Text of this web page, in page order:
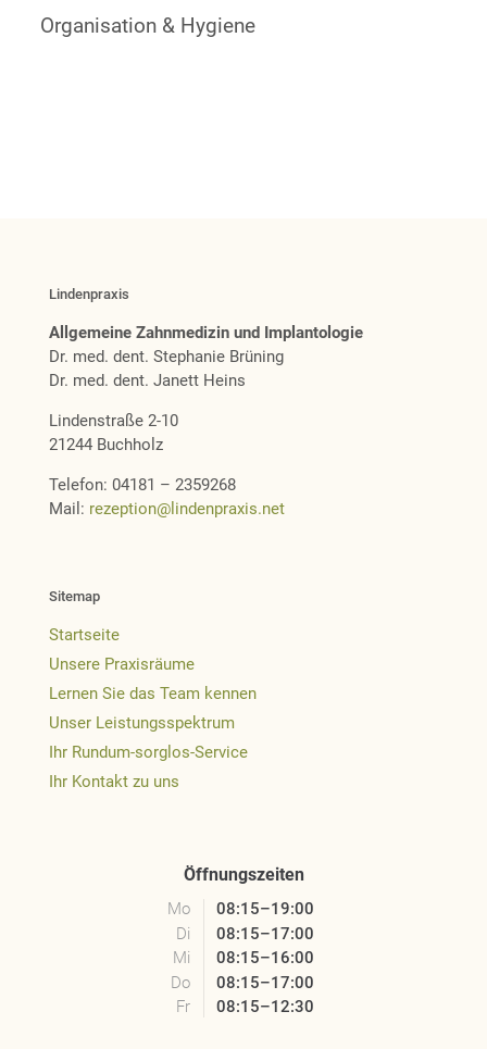
Organisation & Hygiene
Lindenpraxis
Allgemeine Zahnmedizin und Implantologie
Dr. med. dent. Stephanie Brüning
Dr. med. dent. Janett Heins
Lindenstraße 2-10
21244 Buchholz
Telefon: 04181 – 2359268
Mail: rezeption@lindenpraxis.net
Sitemap
Startseite
Unsere Praxisräume
Lernen Sie das Team kennen
Unser Leistungsspektrum
Ihr Rundum-sorglos-Service
Ihr Kontakt zu uns
Öffnungszeiten
Mo
08:15–19:00
Di
08:15–17:00
Mi
08:15–16:00
Do
08:15–17:00
Fr
08:15–12:30